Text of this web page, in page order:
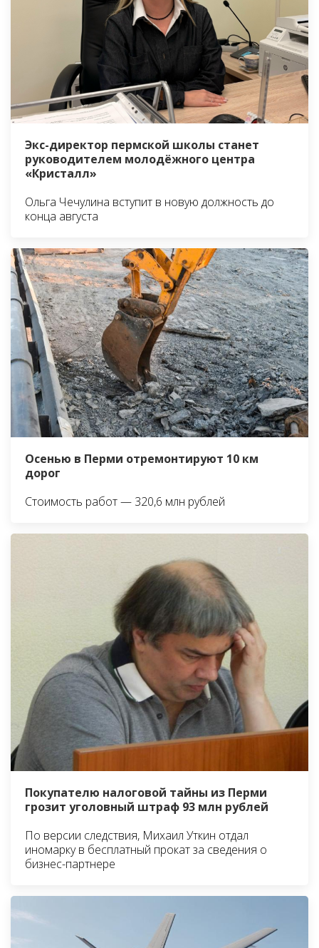
Экс-директор пермской школы станет
руководителем молодёжного центра
«Кристалл»
Ольга Чечулина вступит в новую должность до
конца августа
Осенью в Перми отремонтируют 10 км
дорог
Стоимость работ — 320,6 млн рублей
Покупателю налоговой тайны из Перми
грозит уголовный штраф 93 млн рублей
По версии следствия, Михаил Уткин отдал
иномарку в бесплатный прокат за сведения о
бизнес-партнере